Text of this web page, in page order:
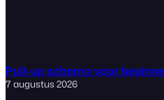
Pull-up schema voor
7 augustus 2026